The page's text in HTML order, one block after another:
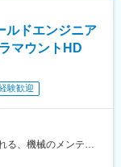
南、道東
鑑み実施しており、
ます。
ルドエンジニア
マウントHD
験歓迎
る、機械のメンテナ